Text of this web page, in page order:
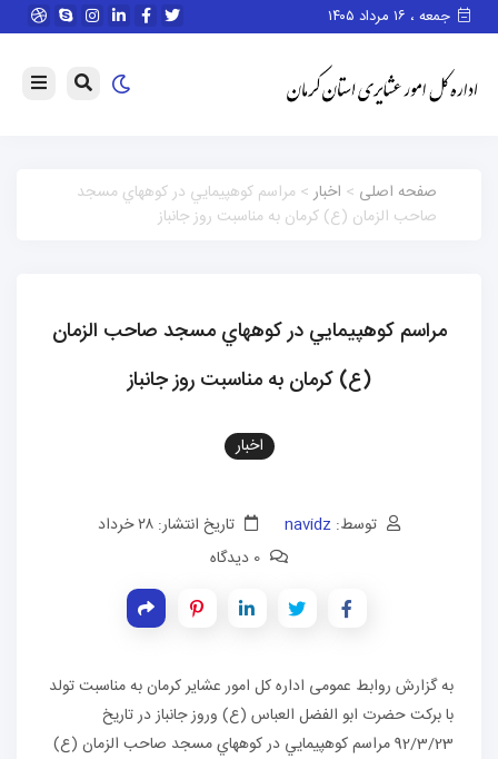
جمعه ، ۱۶ مرداد ۱۴۰۵
صفحه اصلی > اخبار> مراسم كوهپيمايي در كوههاي مسجد
صاحب الزمان (ع) كرمان به مناسبت روز جانباز
مراسم كوهپيمايي در كوههاي مسجد صاحب الزمان
(ع) كرمان به مناسبت روز جانباز
اخبار
توسط: navidz
تاریخ انتشار: ۲۸ خرداد
به گزارش روابط عمومی اداره کل امور عشایر کرمان به مناسبت تولد
با بركت حضرت ابو الفضل العباس (ع) وروز جانباز در تاريخ
92/3/23 مراسم كوهپيمايي در كوههاي مسجد صاحب الزمان (ع)